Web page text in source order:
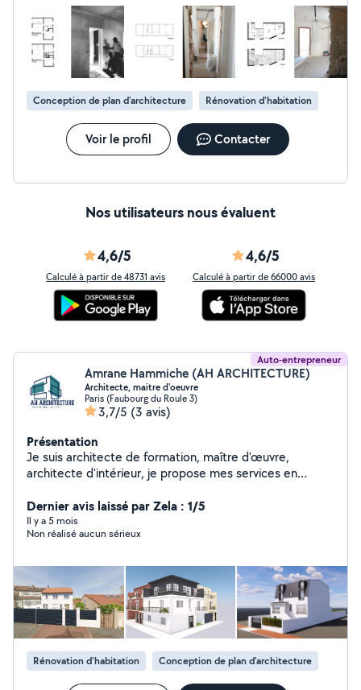
attentive, une compréhension profonde des
préférences individuelles et une expertise technique en
design d'intérieur. Je crois que chaque espace a le
potentiel de devenir un lieu de confort, de beauté et
d'harmonie, et je m'efforce de créer des intérieurs qui
améliorent la qualité de vie. Du choix des couleurs et
des textures à l'agencement des meubles et à
l'éclairage, chaque détail est soigneusement considéré
pour créer des espace qui inspirent.
Conception de plan d'architecture Rénovation d'habitation
Voir le profil Contacter
Nos utilisateurs nous évaluent
4,6/5
Calculé à partir de 48731 avis
4,6/5
Calculé à partir de 66000 avis
Auto-entrepreneur
Amrane Hammiche (AH ARCHITECTURE)
Architecte, maitre d'oeuvre
Paris (Faubourg du Roule 3)
3,7/5 (3 avis)
Présentation
Je suis architecte de formation, maître d'œuvre,
architecte d'intérieur, je propose mes services en
travaux, permis de construire moins de 150 m2, des
aménagement intérieurs et extérieur en 2D et 3D,
établissement des dossier demande d'autorisation
Dernier avis laissé par Zela : 1/5
Il y a 5 mois
Non réalisé aucun sérieux
Rénovation d'habitation Conception de plan d'architecture